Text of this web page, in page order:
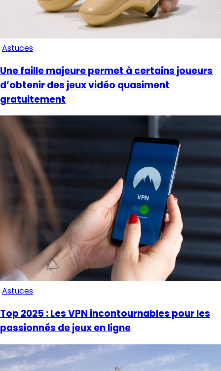
Astuces
Une faille majeure permet à certains joueurs
d’obtenir des jeux vidéo quasiment
gratuitement
Astuces
Top 2025 : Les VPN incontournables pour les
passionnés de jeux en ligne